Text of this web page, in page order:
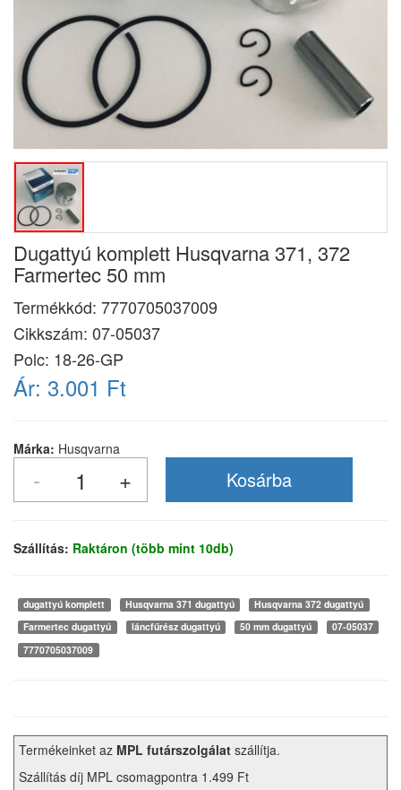
Dugattyú komplett Husqvarna 371, 372
Farmertec 50 mm
Termékkód: 7770705037009
Cikkszám: 07-05037
Polc: 18-26-GP
Ár: 3.001 Ft
Márka: Husqvarna
Szállítás: Raktáron (több mint 10db)
dugattyú komplett Husqvarna 371 dugattyú
Husqvarna 372 dugattyú
Farmertec dugattyú
láncfűrész dugattyú 50 mm dugattyú
07-05037
7770705037009
Termékeinket az MPL futárszolgálat szállítja.
Szállítás díj MPL csomagpontra 1.499 Ft